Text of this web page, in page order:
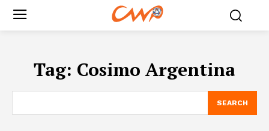
Tag: Cosimo Argentina
SEARCH